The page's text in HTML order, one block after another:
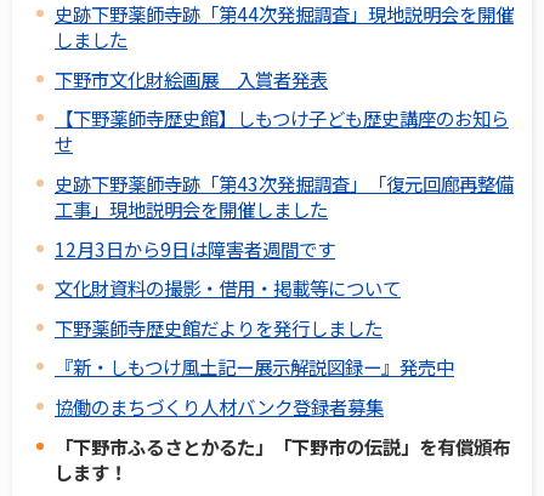
史跡下野薬師寺跡「第44次発掘調査」現地説明会を開催
しました
下野市文化財絵画展 入賞者発表
【下野薬師寺歴史館】しもつけ子ども歴史講座のお知ら
せ
史跡下野薬師寺跡「第43次発掘調査」「復元回廊再整備
工事」現地説明会を開催しました
12月3日から9日は障害者週間です
文化財資料の撮影・借用・掲載等について
下野薬師寺歴史館だよりを発行しました
『新・しもつけ風土記ー展示解説図録ー』発売中
協働のまちづくり人材バンク登録者募集
「下野市ふるさとかるた」「下野市の伝説」を有償頒布
します！